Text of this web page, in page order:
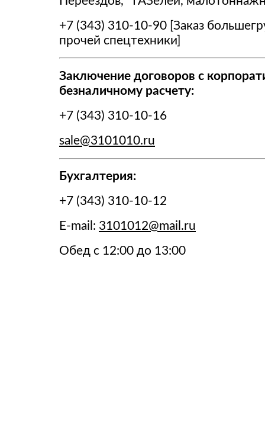
+7 (343) 310-10-90 [Заказ
прочей спецтехники]
Заключение договоров с
безналичному расчету:
+7 (343) 310-10-16
sale@3101010.ru
Бухгалтерия:
+7 (343) 310-10-12
E-mail: 3101012@mail.ru
Обед с 12:00 до 13:00